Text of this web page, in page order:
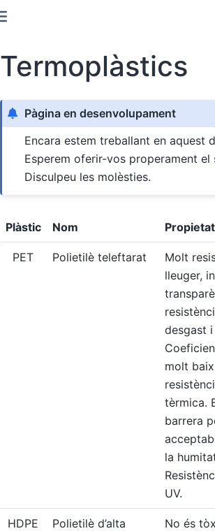
Termoplàstics
Pàgina en desenvolupament
Encara estem treballant en aquest
Esperem oferir-vos properament el
Disculpeu les molèsties.
Plàstic Nom
PET Polietilè teleftarat
Molt
lleuger,
desgast
molt
tèrmica.
barrera
la
UV.
HDPE
Polietilè d’alta
No és